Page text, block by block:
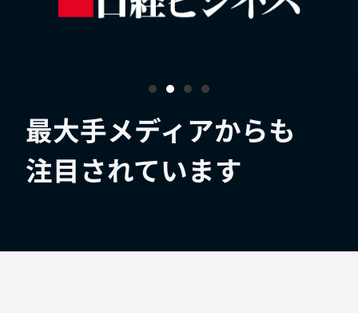
最大手メディアからも
注目されています